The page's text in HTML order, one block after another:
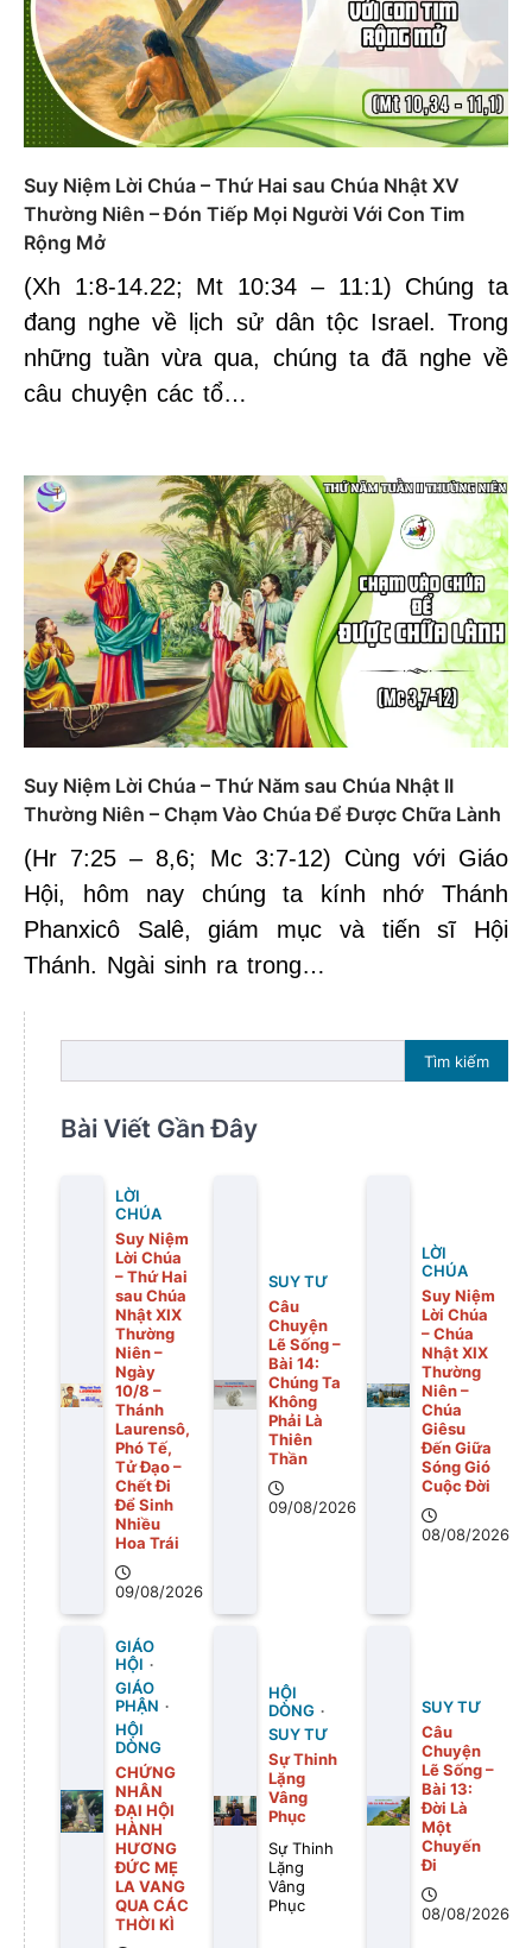
Suy Niệm Lời Chúa – Thứ Hai sau Chúa Nhật XV
Thường Niên – Đón Tiếp Mọi Người Với Con Tim
Rộng Mở
(Xh 1:8-14.22; Mt 10:34 – 11:1) Chúng ta
đang nghe về lịch sử dân tộc Israel. Trong
những tuần vừa qua, chúng ta đã nghe về
câu chuyện các tổ…
Suy Niệm Lời Chúa – Thứ Năm sau Chúa Nhật II
Thường Niên – Chạm Vào Chúa Để Được Chữa Lành
(Hr 7:25 – 8,6; Mc 3:7-12) Cùng với Giáo
Hội, hôm nay chúng ta kính nhớ Thánh
Phanxicô Salê, giám mục và tiến sĩ Hội
Thánh. Ngài sinh ra trong…
Tìm kiếm
Bài Viết Gần Đây
LỜI
CHÚA
Suy Niệm
Lời Chúa
– Thứ Hai
sau Chúa
Nhật XIX
Thường
Niên –
Ngày
10/8 –
Thánh
Laurensô,
Phó Tế,
Tử Đạo –
Chết Đi
Để Sinh
Nhiều
Hoa Trái
09/08/2026
SUY TƯ
Câu
Chuyện
Lẽ Sống –
Bài 14:
Chúng Ta
Không
Phải Là
Thiên
Thần
09/08/2026
LỜI
CHÚA
Suy Niệm
Lời Chúa
– Chúa
Nhật XIX
Thường
Niên –
Chúa
Giêsu
Đến Giữa
Sóng Gió
Cuộc Đời
08/08/2026
GIÁO
HỘI
GIÁO
PHẬN
HỘI
DÒNG
CHỨNG
NHÂN
ĐẠI HỘI
HÀNH
HƯƠNG
ĐỨC MẸ
LA VANG
QUA CÁC
THỜI KÌ
HỘI
DÒNG
SUY TƯ
Sự Thinh
Lặng
Vâng
Phục
Sự Thinh
Lặng
Vâng
Phục
SUY TƯ
Câu
Chuyện
Lẽ Sống –
Bài 13:
Ðời Là
Một
Chuyến
Ði
08/08/2026